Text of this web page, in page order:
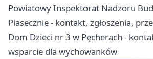
Powiatowy Inspektorat Nadzoru
Piasecznie - kontakt, zgłoszenia,
Dom Dzieci nr 3 w Pęcherach -
wsparcie dla wychowanków